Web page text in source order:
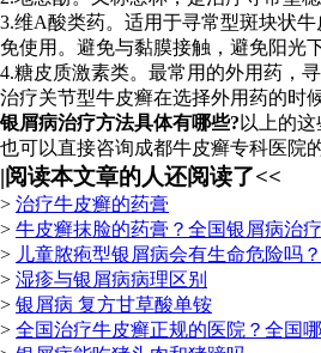
3.维A酸类药。适用于寻常型斑块状
免使用。避免与黏膜接触，避免阳光
4.糖皮质激素类。最常用的外用药，
治疗关节型牛皮癣在选择外用药的时
银屑病治疗方法具体有哪些? 以上的
也可以直接咨询成都牛皮癣专科医院
|阅读本文章的人还阅读了<<
> 治疗牛皮癣的药膏
> 牛皮癣抹脸的药膏？全国银屑病治
> 儿童脓疱型银屑病会有生命危险吗
> 湿疹与银屑病病理区别
> 银屑病 复方甘草酸单铵
> 全国治疗牛皮癣正规的医院？全国